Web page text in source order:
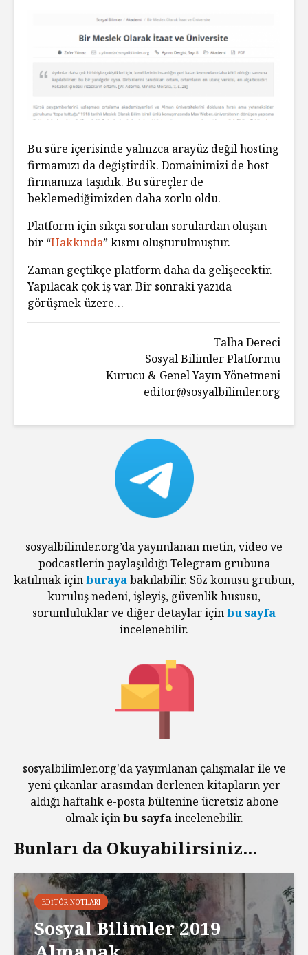
Bu süre içerisinde yalnızca arayüz değil hosting
firmamızı da değiştirdik. Domainimizi de host
firmamıza taşıdık. Bu süreçler de
beklemediğimizden daha zorlu oldu.
Platform için sıkça sorulan sorulardan oluşan
bir “Hakkında” kısmı oluşturulmuştur.
Zaman geçtikçe platform daha da gelişecektir.
Yapılacak çok iş var. Bir sonraki yazıda
görüşmek üzere…
Talha Dereci
Sosyal Bilimler Platformu
Kurucu & Genel Yayın Yönetmeni
editor@sosyalbilimler.org
sosyalbilimler.org’da yayımlanan metin, video ve
podcastlerin paylaşıldığı Telegram grubuna
katılmak içinburayabakılabilir. Söz konusu grubun,
kuruluş nedeni, işleyiş, güvenlik hususu,
sorumluluklar ve diğer detaylar içinbu sayfa
incelenebilir.
sosyalbilimler.org'da yayımlanan çalışmalar ile ve
yeni çıkanlar arasından derlenen kitapların yer
aldığı haftalık e-posta bültenine ücretsiz abone
olmak içinbu sayfaincelenebilir.
Bunları da Okuyabilirsiniz...
EDITÖR NOTLARI
Sosyal Bilimler 2019